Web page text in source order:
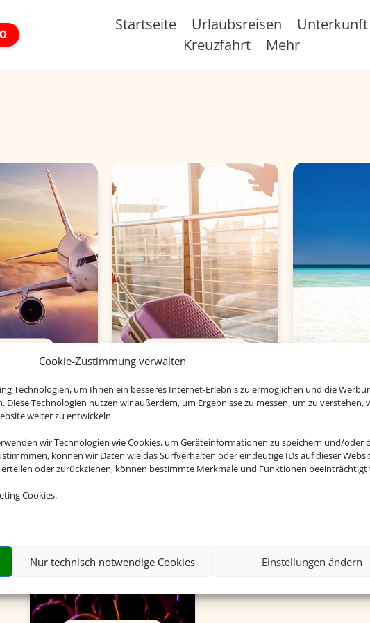
Cookie-Zustimmung verwalten
Technologien, um Ihnen ein besseres Internet-Erlebnis zu ermöglichen und die
Diese Technologien nutzen wir außerdem, um Ergebnisse zu messen, um zu verstehen,
weiter zu entwickeln.
wir Technologien wie Cookies, um Geräteinformationen zu speichern und/oder
können wir Daten wie das Surfverhalten oder eindeutige IDs auf dieser
oder zurückziehen, können bestimmte Merkmale und Funktionen beeinträchtigt
Cookies.
Nur technisch notwendige Cookies Einstellungen ändern
Startseite Urlaubsreisen
Unterkunft
Kreuzfahrt
Mehr